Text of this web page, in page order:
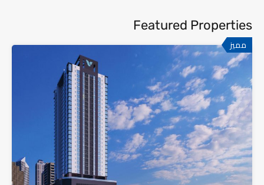
Featured Properties
مميز